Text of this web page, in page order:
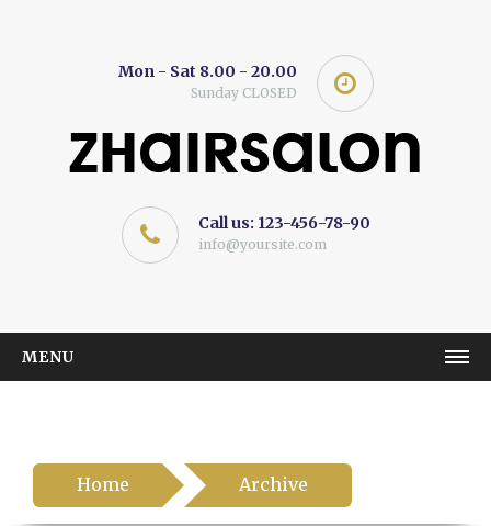
Mon - Sat 8.00 - 20.00
Sunday CLOSED
Call us: 123-456-78-90
info@yoursite.com
MENU
Item 1
Sub Item
Home Archive